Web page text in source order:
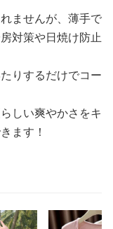
ませんが、薄手で
対策や日焼け防止
りするだけでコー
しい爽やかさをキ
ます！